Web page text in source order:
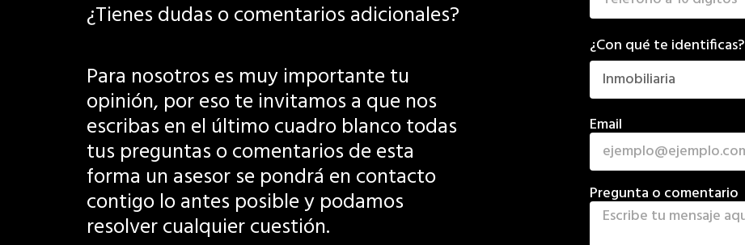
¿Tienes dudas o comentarios adicionales?
Para nosotros es muy importante tu
opinión, por eso te invitamos a que nos
escribas en el último cuadro blanco todas
tus preguntas o comentarios de esta
forma un asesor se pondrá en contacto
contigo lo antes posible y podamos
resolver cualquier cuestión.
¿Con qué te identificas?
Email
Pregunta o comentario